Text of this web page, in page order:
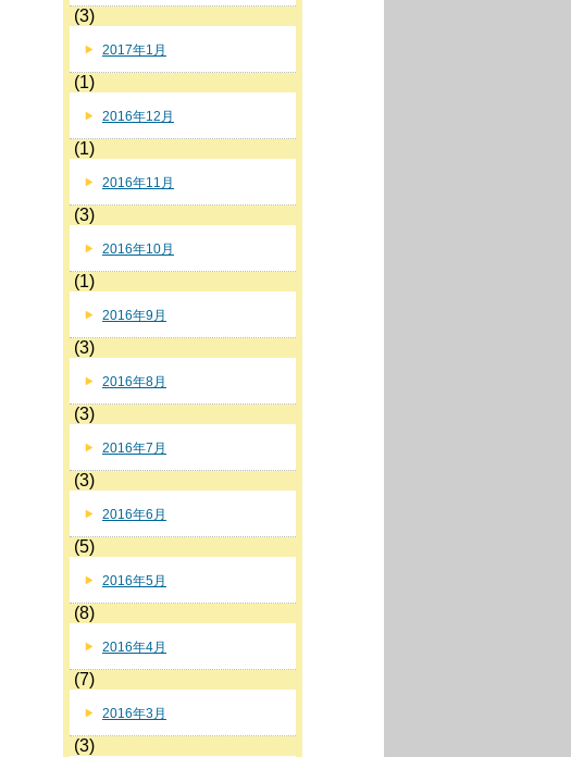
(3)
2017年1月
(1)
2016年12月
(1)
2016年11月
(3)
2016年10月
(1)
2016年9月
(3)
2016年8月
(3)
2016年7月
(3)
2016年6月
(5)
2016年5月
(8)
2016年4月
(7)
2016年3月
(3)